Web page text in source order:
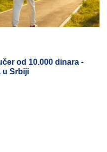
od 10.000 dinara -
u Srbiji